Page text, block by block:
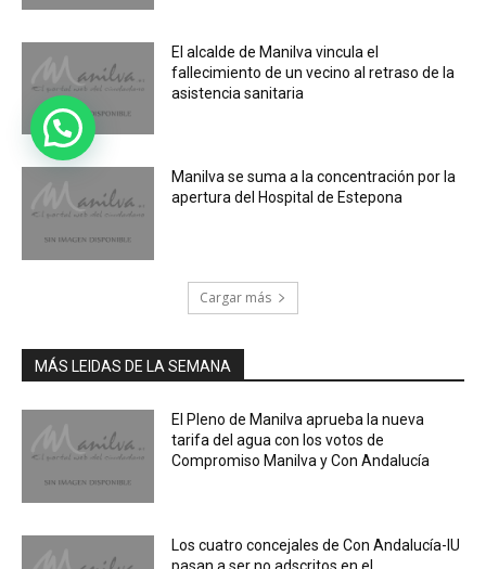
El alcalde de Manilva vincula el
fallecimiento de un vecino al retraso de la
asistencia sanitaria
Manilva se suma a la concentración por la
apertura del Hospital de Estepona
Cargar más
MÁS LEIDAS DE LA SEMANA
El Pleno de Manilva aprueba la nueva
tarifa del agua con los votos de
Compromiso Manilva y Con Andalucía
Los cuatro concejales de Con Andalucía-IU
pasan a ser no adscritos en el